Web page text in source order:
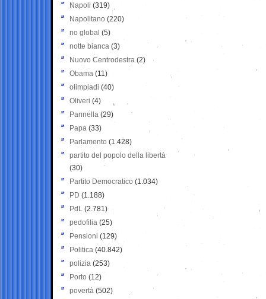
Napoli (319)
Napolitano (220)
no global (5)
notte bianca (3)
Nuovo Centrodestra (2)
Obama (11)
olimpiadi (40)
Oliveri (4)
Pannella (29)
Papa (33)
Parlamento (1.428)
partito del popolo della libertà
(30)
Partito Democratico (1.034)
PD (1.188)
PdL (2.781)
pedofilia (25)
Pensioni (129)
Politica (40.842)
polizia (253)
Porto (12)
povertà (502)